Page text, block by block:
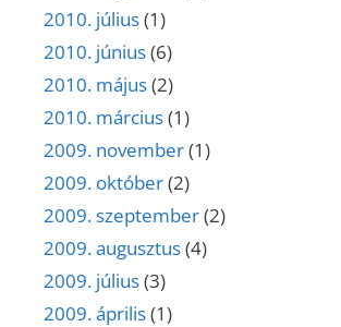
2010. július(1)
2010. június(6)
2010. május(2)
2010. március(1)
2009. november(1)
2009. október(2)
2009. szeptember(2)
2009. augusztus(4)
2009. július(3)
2009. április(1)